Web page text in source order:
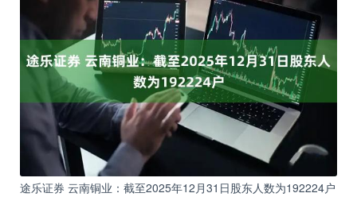
途乐证券 云南铜业：截至2025年12月31日股东人数为192224户